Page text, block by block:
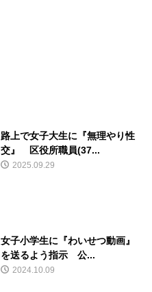
路上で女子大生に『無理やり性
交』 区役所職員(37...
2025.09.29
女子小学生に『わいせつ動画』
を送るよう指示 公...
2024.10.09